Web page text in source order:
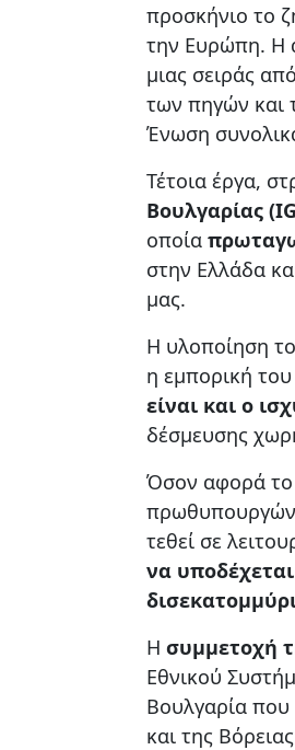
προσκήνιο το
την Ευρώπη. Η
μιας σειράς
των πηγών και
Ένωση
Τέτοια έργα,
Βουλγαρίας (
οποία
στην Ελλάδα
μας.
Η υλοποίηση
η εμπορική
είναι και ο
δέσμευσης
Όσον αφορά το
πρωθυπουργών
τεθεί σε
να
Η συμμετοχή
Εθνικού
Βουλγαρία που
και της